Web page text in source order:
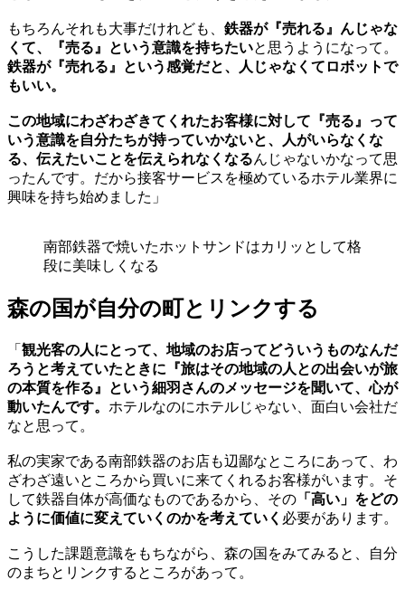
もちろんそれも大事だけれども、 鉄器が『売れる』んじゃな
くて、『売る』という意識を持ちたいと思うようになって。
鉄器が『売れる』という感覚だと、人じゃなくてロボットで
もいい。
この地域にわざわざきてくれたお客様に対して『売る』って
いう意識を自分たちが持っていかないと、人がいらなくな
る、伝えたいことを伝えられなくなるんじゃないかなって思
ったんです。だから接客サービスを極めているホテル業界に
興味を持ち始めました」
南部鉄器で焼いたホットサンドはカリッとして格
段に美味しくなる
森の国が自分の町とリンクする
「 観光客の人にとって、地域のお店ってどういうものなんだ
ろうと考えていたときに『旅はその地域の人との出会いが旅
の本質を作る』という細羽さんのメッセージを聞いて、心が
動いたんです。 ホテルなのにホテルじゃない、面白い会社だ
なと思って。
私の実家である南部鉄器のお店も辺鄙なところにあって、わ
ざわざ遠いところから買いに来てくれるお客様がいます。そ
して鉄器自体が高価なものであるから、その 「高い」をどの
ように価値に変えていくのかを考えていく 必要があります。
こうした課題意識をもちながら、森の国をみてみると、自分
のまちとリンクするところがあって。